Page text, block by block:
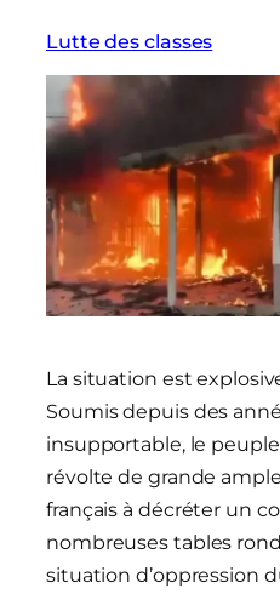
Lutte des classes
La situation est
Soumis depuis des
insupportable, le peuple
révolte de grande
français à décréter un
nombreuses tables
situation d’oppression